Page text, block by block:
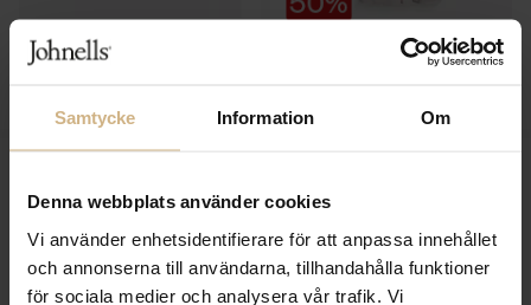
Samtycke Information Om
Denna webbplats använder cookies
Vi använder enhetsidentifierare för att anpassa innehållet
och annonserna till användarna, tillhandahålla funktioner
för sociala medier och analysera vår trafik. Vi
Ivy Clutch
BY MALENE BIRGER MY AURORA PINK